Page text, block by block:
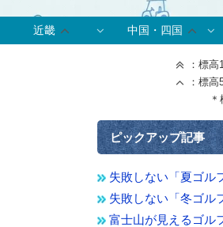
近畿 中国・四国
：標
：標
ピックアップ記事
失敗しない「夏ゴル
失敗しない「冬ゴル
富士山が見えるゴル